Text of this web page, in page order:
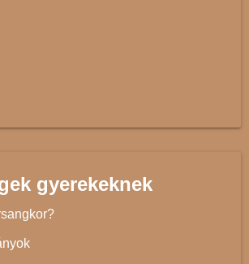
gyerekeknek